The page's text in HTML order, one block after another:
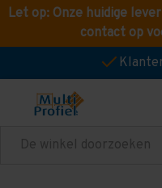
Let op: Onze huidige
contact op
Zoeken